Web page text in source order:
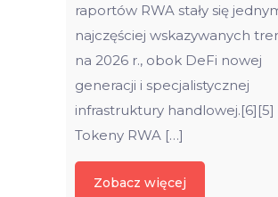
raportów RWA stały się
najczęściej wskazywanych
na 2026 r., obok DeFi nowej
generacji i specjalistycznej
infrastruktury handlowej.[6][5]
Tokeny RWA […]
Zobacz więcej